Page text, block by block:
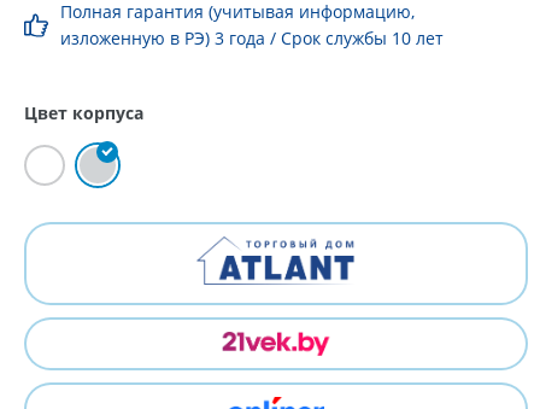
Полная гарантия (учитывая информацию,
изложенную в РЭ) 3 года / Срок службы 10 лет
Цвет корпуса